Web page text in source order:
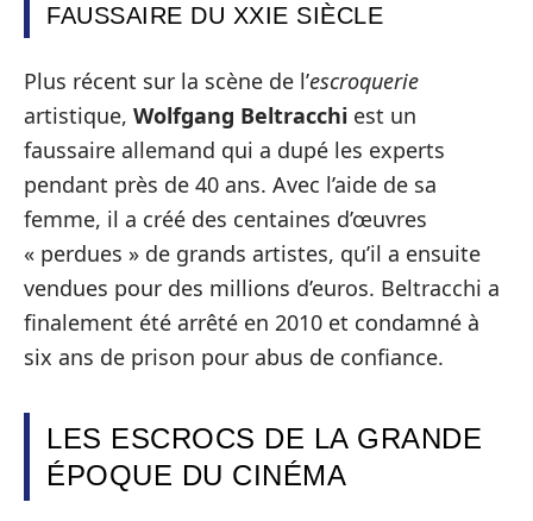
FAUSSAIRE DU XXIE SIÈCLE
Plus récent sur la scène de l’escroquerie
artistique, Wolfgang Beltracchi est un
faussaire allemand qui a dupé les experts
pendant près de 40 ans. Avec l’aide de sa
femme, il a créé des centaines d’œuvres
« perdues » de grands artistes, qu’il a ensuite
vendues pour des millions d’euros. Beltracchi a
finalement été arrêté en 2010 et condamné à
six ans de prison pour abus de confiance.
LES ESCROCS DE LA GRANDE
ÉPOQUE DU CINÉMA